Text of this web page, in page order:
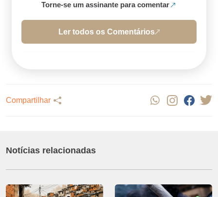
Torne-se um assinante para comentar
Ler todos os Comentários
Compartilhar
Notícias relacionadas